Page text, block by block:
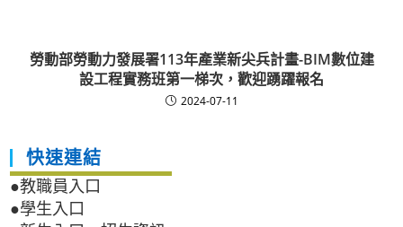
勞動部勞動力發展署113年產業新尖兵計畫-BIM數位建
設工程實務班第一梯次，歡迎踴躍報名
2024-07-11
快速連結
●教職員入口
●學生入口